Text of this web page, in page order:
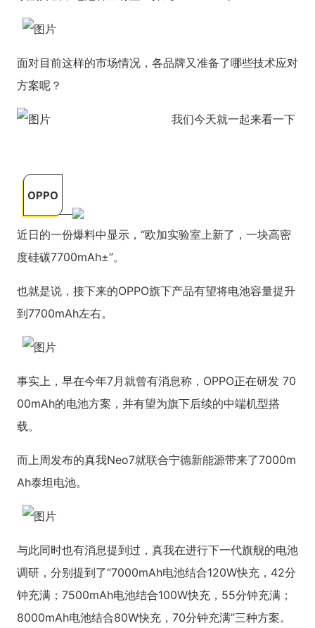
面对目前这样的市场情况，各品牌又准备了哪些技术应对
方案呢？
我们今天就一起来看一下
OPPO
近日的一份爆料中显示，“欧加实验室上新了，一块高密
度硅碳7700mAh±”。
也就是说，接下来的OPPO旗下产品有望将电池容量提升
到7700mAh左右。
事实上，早在今年7月就曾有消息称，OPPO正在研发 70
00mAh的电池方案，并有望为旗下后续的中端机型搭
载。
而上周发布的真我Neo7就联合宁德新能源带来了7000m
Ah泰坦电池。
与此同时也有消息提到过，真我在进行下一代旗舰的电池
调研，分别提到了“7000mAh电池结合120W快充，42分
钟充满；7500mAh电池结合100W快充，55分钟充满；
8000mAh电池结合80W快充，70分钟充满”三种方案。